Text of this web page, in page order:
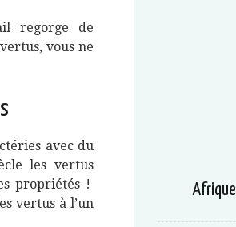
regorge de
vous ne
avec du
les vertus
propriétés !
vertus à l’un
Afrique